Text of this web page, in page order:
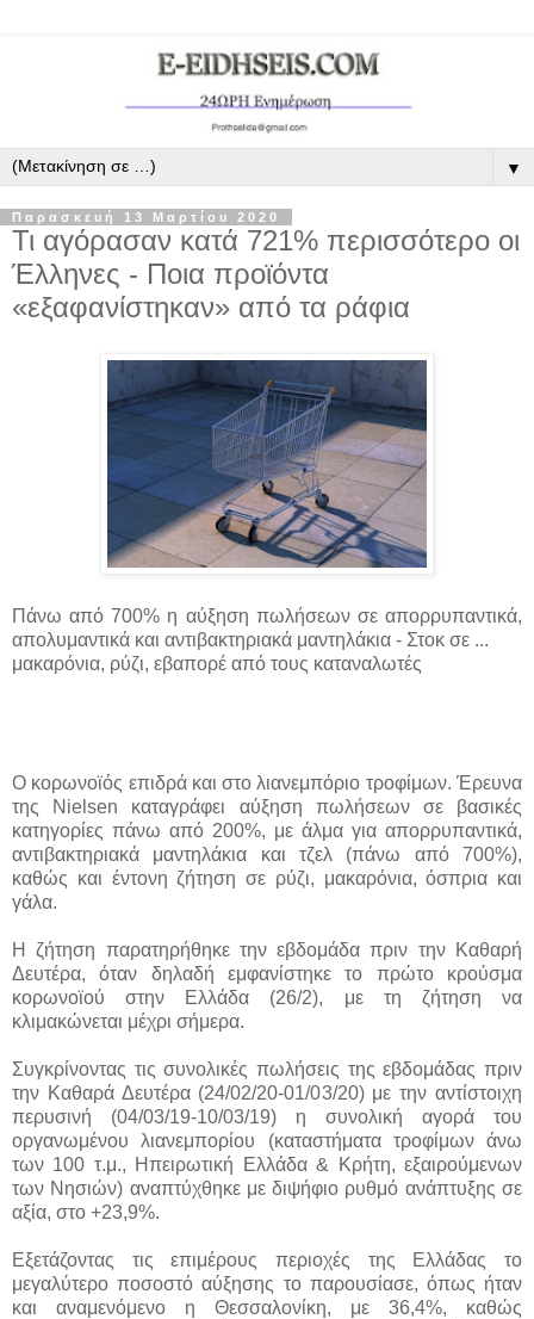
▼
Παρασκευή 13 Μαρτίου 2020
Τι αγόρασαν κατά 721% περισσότερο οι
Έλληνες - Ποια προϊόντα
«εξαφανίστηκαν» από τα ράφια
Πάνω από 700% η αύξηση πωλήσεων σε απορρυπαντικά,
απολυμαντικά και αντιβακτηριακά μαντηλάκια - Στοκ σε ...
μακαρόνια, ρύζι, εβαπορέ από τους καταναλωτές
Ο κορωνοϊός επιδρά και στο λιανεμπόριο τροφίμων. Έρευνα
της Nielsen καταγράφει αύξηση πωλήσεων σε βασικές
κατηγορίες πάνω από 200%, με άλμα για απορρυπαντικά,
αντιβακτηριακά μαντηλάκια και τζελ (πάνω από 700%),
καθώς και έντονη ζήτηση σε ρύζι, μακαρόνια, όσπρια και
γάλα.
Η ζήτηση παρατηρήθηκε την εβδομάδα πριν την Καθαρή
Δευτέρα, όταν δηλαδή εμφανίστηκε το πρώτο κρούσμα
κορωνοϊού στην Ελλάδα (26/2), με τη ζήτηση να
κλιμακώνεται μέχρι σήμερα.
Συγκρίνοντας τις συνολικές πωλήσεις της εβδομάδας πριν
την Καθαρά Δευτέρα (24/02/20-01/03/20) με την αντίστοιχη
περυσινή (04/03/19-10/03/19) η συνολική αγορά του
οργανωμένου λιανεμπορίου (καταστήματα τροφίμων άνω
των 100 τ.μ., Ηπειρωτική Ελλάδα & Κρήτη, εξαιρούμενων
των Νησιών) αναπτύχθηκε με διψήφιο ρυθμό ανάπτυξης σε
αξία, στο +23,9%.
Εξετάζοντας τις επιμέρους περιοχές της Ελλάδας το
μεγαλύτερο ποσοστό αύξησης το παρουσίασε, όπως ήταν
και αναμενόμενο η Θεσσαλονίκη, με 36,4%, καθώς